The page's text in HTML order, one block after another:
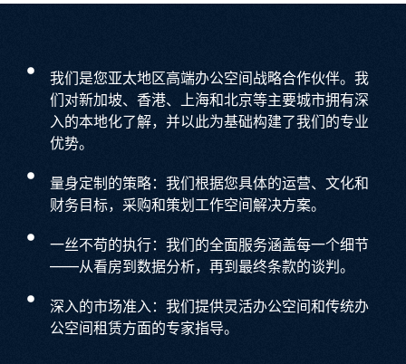
我们是您亚太地区高端办公空间战略合作伙伴。我
们对新加坡、香港、上海和北京等主要城市拥有深
入的本地化了解，并以此为基础构建了我们的专业
优势。
量身定制的策略：我们根据您具体的运营、文化和
财务目标，采购和策划工作空间解决方案。
一丝不苟的执行：我们的全面服务涵盖每一个细节
——从看房到数据分析，再到最终条款的谈判。
深入的市场准入：我们提供灵活办公空间和传统办
公空间租赁方面的专家指导。